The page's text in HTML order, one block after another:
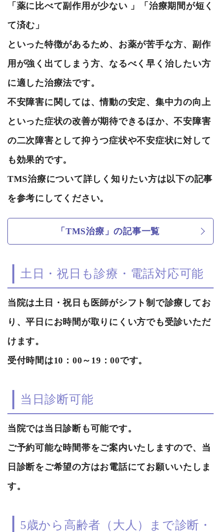
「薬に比べて副作用が少ない 」「治療期間が短く
て済む」
といった特徴があるため、お薬が苦手な方、副作
用が強く出てしまう方、なるべく早く治したい方
に適した治療法です。
不安障害に関しては、情動の安定、集中力の向上
といった症状の改善が期待できるほか、不安障害
の二次障害として抑うつ症状や不安症状に対して
も効果的です。
TMS治療について詳しく知りたい方は以下の記事
を参考にしてください。
「TMS治療」の記事一覧
土日・祝日も診療・電話対応可能
当院は土日・祝日も医師がシフト制で診療してお
り、平日にお時間が取りにくい方でも受診いただ
けます。
受付時間は10：00～19：00です。
当日診断可能
当院では当日診断も可能です。
ご予約可能な時間帯をご案内いたしますので、当
日診断をご希望の方はお電話にてお願いいたしま
す。
5歳から高齢者（大人）まで診断・